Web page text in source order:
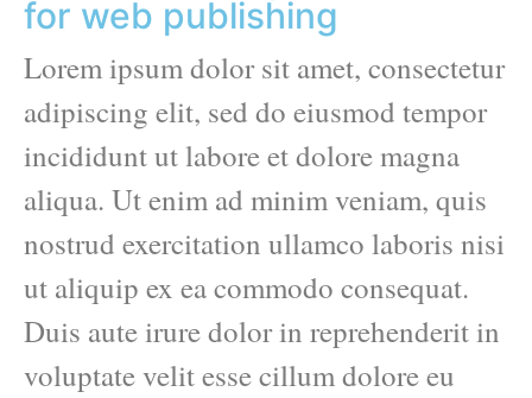
for web publishing
Lorem ipsum dolor sit amet, consectetur
adipiscing elit, sed do eiusmod tempor
incididunt ut labore et dolore magna
aliqua. Ut enim ad minim veniam, quis
nostrud exercitation ullamco laboris nisi
ut aliquip ex ea commodo consequat.
Duis aute irure dolor in reprehenderit in
voluptate velit esse cillum dolore eu